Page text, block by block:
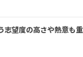
志望度の高さや熱意も重